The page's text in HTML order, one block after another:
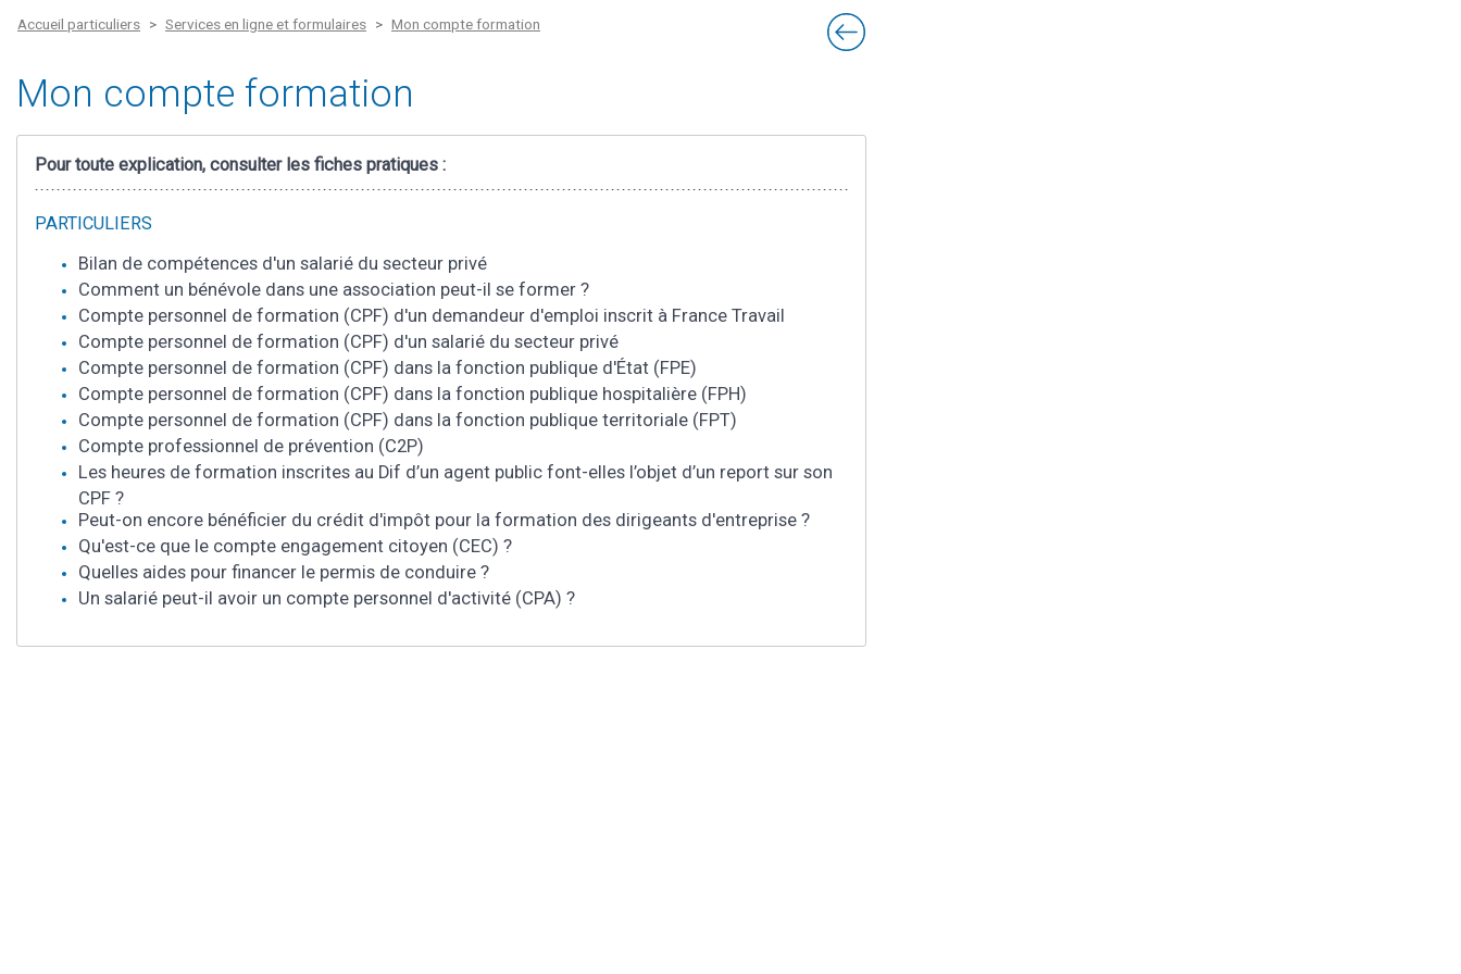
Accueil particuliers Services en ligne et formulaires Mon compte formation
Mon compte formation
Pour toute explication, consulter les fiches pratiques :
PARTICULIERS
Bilan de compétences d'un salarié du secteur privé
Comment un bénévole dans une association peut-il se former ?
Compte personnel de formation (CPF) d'un demandeur d'emploi inscrit à France Travail
Compte personnel de formation (CPF) d'un salarié du secteur privé
Compte personnel de formation (CPF) dans la fonction publique d'État (FPE)
Compte personnel de formation (CPF) dans la fonction publique hospitalière (FPH)
Compte personnel de formation (CPF) dans la fonction publique territoriale (FPT)
Compte professionnel de prévention (C2P)
Les heures de formation inscrites au Dif d’un agent public font-elles l’objet d’un report sur son
CPF ?
Peut-on encore bénéficier du crédit d'impôt pour la formation des dirigeants d'entreprise ?
Qu'est-ce que le compte engagement citoyen (CEC) ?
Quelles aides pour financer le permis de conduire ?
Un salarié peut-il avoir un compte personnel d'activité (CPA) ?